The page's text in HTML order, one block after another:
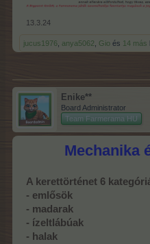
13.3.24
jucus1976 anya5062 Gio és 14 más
Enike**
Board Administrator
Team Farmerama HU
Mechanika
A kerettörténet 6
- emlősök
- madarak
- ízeltlábúak
- halak